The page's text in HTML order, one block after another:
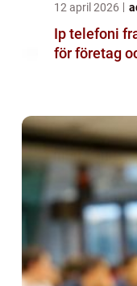
12 april 2026
Ip telefoni framtidens smarta telefoni
för företag